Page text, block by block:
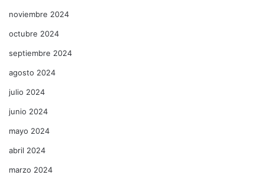
noviembre 2024
octubre 2024
septiembre 2024
agosto 2024
julio 2024
junio 2024
mayo 2024
abril 2024
marzo 2024